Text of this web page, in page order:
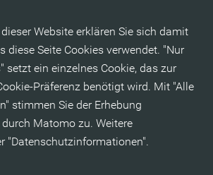
Website erklären Sie sich damit
diese Seite Cookies verwendet. "Nur
setzt ein einzelnes Cookie, das zur
Präferenz benötigt wird. Mit "Alle
stimmen Sie der Erhebung
Matomo zu. Weitere
"Datenschutzinformationen".